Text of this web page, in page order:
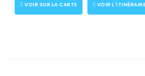
VOIR SUR LA CARTE VOIR L'ITINÉRAIRE